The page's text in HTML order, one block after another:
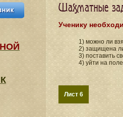
Шахматные
Ученику
1) можно ли
2) защищена
3) поставить
4) уйти на
Лист 6